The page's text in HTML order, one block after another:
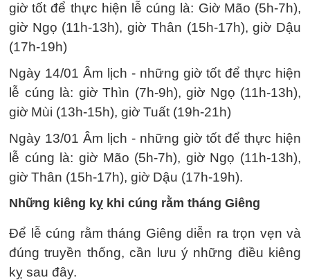
giờ tốt để thực hiện lễ cúng là: Giờ Mão (5h-7h),
giờ Ngọ (11h-13h), giờ Thân (15h-17h), giờ Dậu
(17h-19h)
Ngày 14/01 Âm lịch - những giờ tốt để thực hiện
lễ cúng là: giờ Thìn (7h-9h), giờ Ngọ (11h-13h),
giờ Mùi (13h-15h), giờ Tuất (19h-21h)
Ngày 13/01 Âm lịch - những giờ tốt để thực hiện
lễ cúng là: giờ Mão (5h-7h), giờ Ngọ (11h-13h),
giờ Thân (15h-17h), giờ Dậu (17h-19h).
Những kiêng kỵ khi cúng rằm tháng Giêng
Để lễ cúng rằm tháng Giêng diễn ra trọn vẹn và
đúng truyền thống, cần lưu ý những điều kiêng
kỵ sau đây.